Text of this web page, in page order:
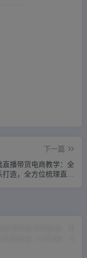
下一篇
直播带货电商教学：全
打造，全方位梳理直播